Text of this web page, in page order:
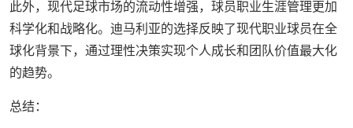
此外，现代足球市场的流动性增强，球员职业生涯管理更加
科学化和战略化。迪马利亚的选择反映了现代职业球员在全
球化背景下，通过理性决策实现个人成长和团队价值最大化
的趋势。
总结：